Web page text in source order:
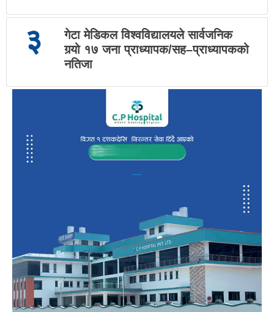
३
गेटा मेडिकल विश्वविद्यालयले सार्वजनिक
गर्‍यो १७ जना प्राध्यापक/सह–प्राध्यापकको
नतिजा